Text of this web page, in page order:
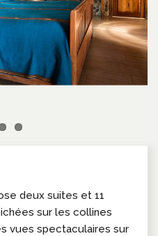
deux suites et 11
sur les collines
vues spectaculaires sur